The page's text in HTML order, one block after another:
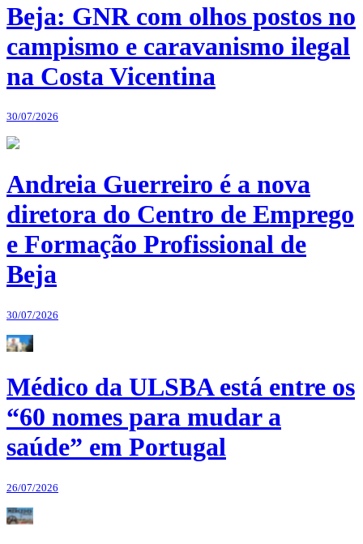
Beja: GNR com olhos postos no
campismo e caravanismo ilegal
na Costa Vicentina
30/07/2026
Andreia Guerreiro é a nova
diretora do Centro de Emprego
e Formação Profissional de
Beja
30/07/2026
Médico da ULSBA está entre os
“60 nomes para mudar a
saúde” em Portugal
26/07/2026